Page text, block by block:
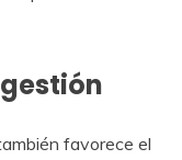
favorece el